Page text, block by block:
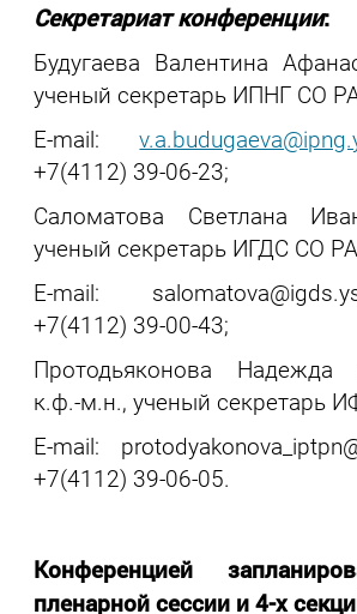
Секретариат конференции:
Будугаева Валентина
ученый секретарь ИПНГ СО
E-mail:
+7(4112) 39-06-23;
Саломатова Светлана
ученый секретарь ИГДС СО
E-mail:
+7(4112) 39-00-43;
Протодьяконова Надежда
к.ф.-м.н., ученый секретарь
E-mail:
+7(4112) 39-06-05.
Конференцией
пленарной сессии и 4-х